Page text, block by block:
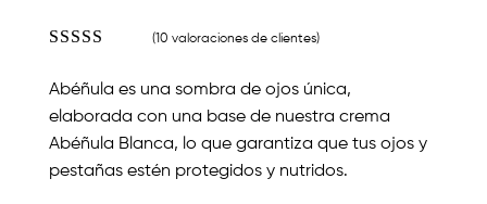
desde
3,40€
hasta
5,50€
con 4.80
5 en base a
valoracione
s de
clientes
(10 valoraciones de clientes)
Abéñula es una sombra de ojos única,
elaborada con una base de nuestra crema
Abéñula Blanca, lo que garantiza que tus ojos y
pestañas estén protegidos y nutridos.